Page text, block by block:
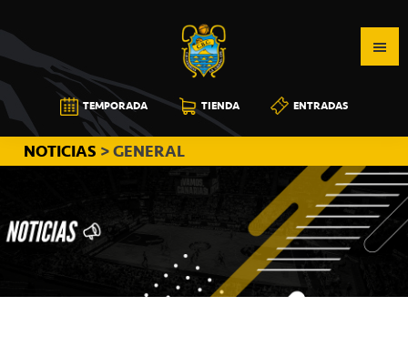
a
la
navegación
principal
al
contenido
principal
a
la
barra
lateral
principal
CB
CANARIAS
TEMPORADA TIENDA ENTRADAS
NOTICIAS > GENERAL